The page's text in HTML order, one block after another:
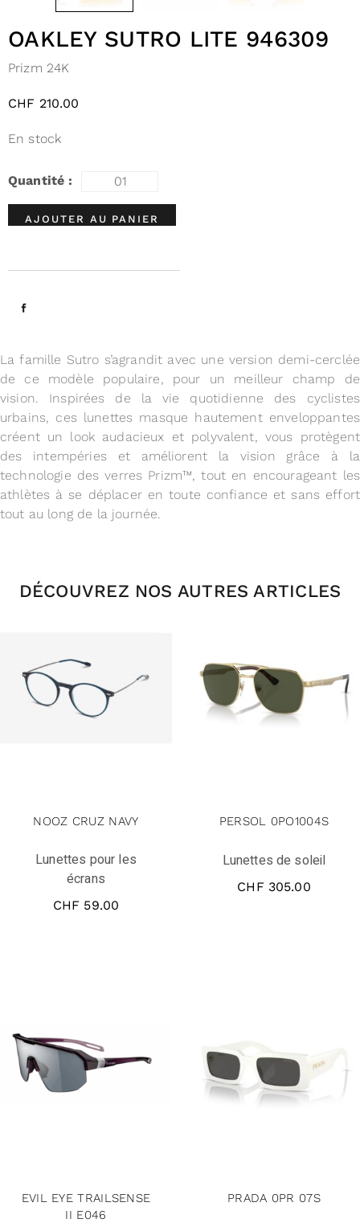
OAKLEY SUTRO LITE 946309
Prizm 24K
CHF 210.00
En stock
AJOUTER AU PANIER
La famille Sutro s’agrandit avec une version demi-cerclée
de ce modèle populaire, pour un meilleur champ de
vision. Inspirées de la vie quotidienne des cyclistes
urbains, ces lunettes masque hautement enveloppantes
créent un look audacieux et polyvalent, vous protègent
des intempéries et améliorent la vision grâce à la
technologie des verres Prizm™, tout en encourageant les
athlètes à se déplacer en toute confiance et sans effort
tout au long de la journée.
DÉCOUVREZ NOS AUTRES ARTICLES
NOOZ CRUZ NAVY
Lunettes pour les
écrans
CHF 59.00
PERSOL 0PO1004S
Lunettes de soleil
CHF 305.00
EVIL EYE TRAILSENSE
II E046
PRADA 0PR 07S